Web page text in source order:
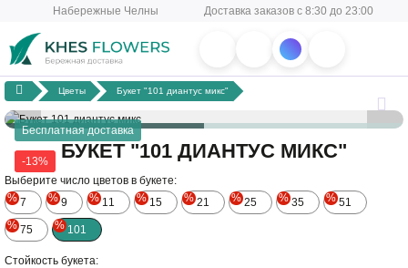
Набережные Челны Доставка заказов с 8:30 до 23:00
Цветы Букет "101 диантус микс"
Бесплатная доставка
-13% БУКЕТ "101 ДИАНТУС МИКС"
Выберите число цветов в букете:
% 7 % 9 % 11 % 15 % 21 % 25 % 35 % 51
% 75 % 101
Стойкость букета: